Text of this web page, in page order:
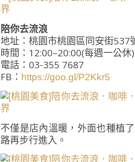
陪你去流浪
地址：桃園市桃園區同安街537
時間：12:00–20:00(每週一公休)
電話：03-355 7687
FB： https://goo.gl/P2Kkr5
不僅是店內溫暖，外面也種植
路再步行進入。